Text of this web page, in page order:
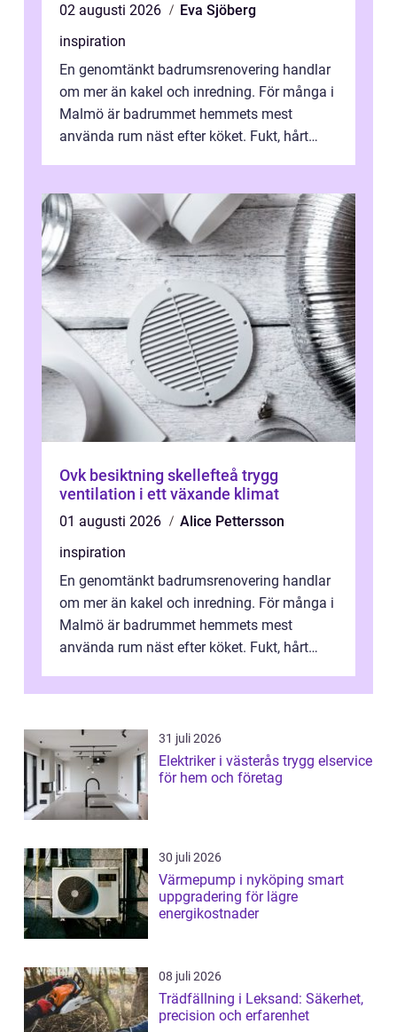
02 augusti 2026
Eva Sjöberg
inspiration
En genomtänkt badrumsrenovering handlar
om mer än kakel och inredning. För många i
Malmö är badrummet hemmets mest
använda rum näst efter köket. Fukt, hårt
Ovk besiktning skellefteå trygg
ventilation i ett växande klimat
01 augusti 2026
Alice Pettersson
inspiration
En genomtänkt badrumsrenovering handlar
om mer än kakel och inredning. För många i
Malmö är badrummet hemmets mest
använda rum näst efter köket. Fukt, hårt
...
31 juli 2026
Elektriker i västerås trygg elservice
för hem och företag
30 juli 2026
Värmepump i nyköping smart
uppgradering för lägre
energikostnader
08 juli 2026
Trädfällning i Leksand: Säkerhet,
precision och erfarenhet